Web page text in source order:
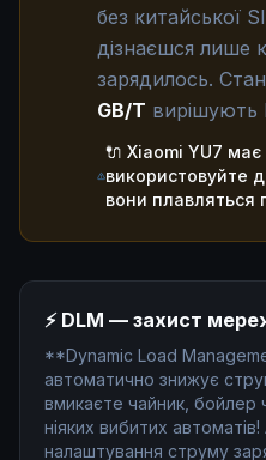
без китайської
дізнаєшся лише
зарядилось.
GB/T вирішують
🔌 Xiaomi YU7
використовуйте
вони плавляться
⚡ DLM — захист
**Dynamic Load
автоматично знижує
вмикаєте чайник, бойлер
ніяких вибитих
налаштування струму